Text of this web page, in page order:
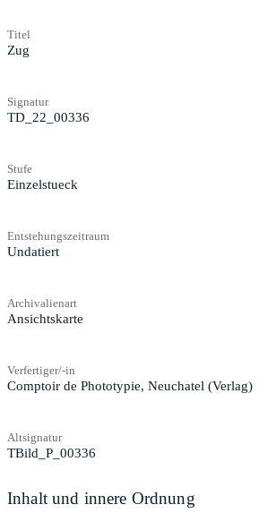
Titel
Zug
Signatur
TD_22_00336
Stufe
Einzelstueck
Entstehungszeitraum
Undatiert
Archivalienart
Ansichtskarte
Verfertiger/-in
Comptoir de Phototypie, Neuchatel (Verlag)
Altsignatur
TBild_P_00336
Inhalt und innere Ordnung